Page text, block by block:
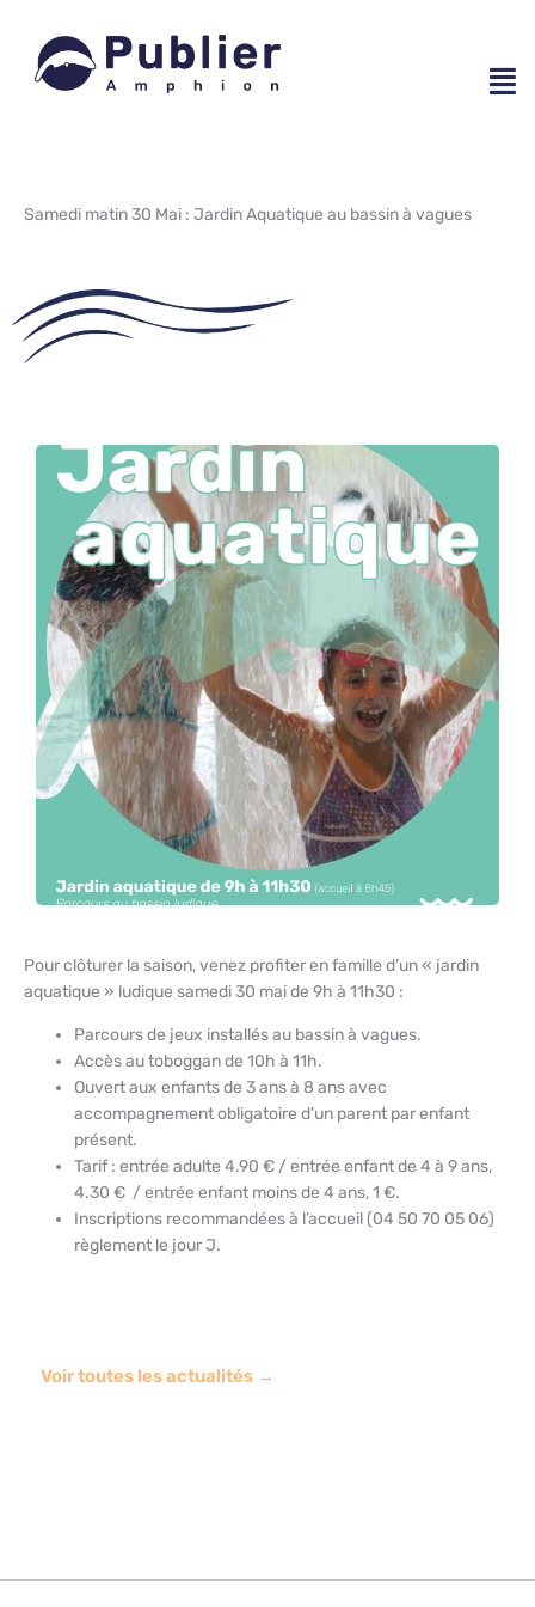
contenu
Samedi matin 30 Mai : Jardin Aquatique au bassin à vagues
Pour clôturer la saison, venez profiter en famille d’un « jardin
aquatique » ludique samedi 30 mai de 9h à 11h30 :
Parcours de jeux installés au bassin à vagues.
Accès au toboggan de 10h à 11h.
Ouvert aux enfants de 3 ans à 8 ans avec
accompagnement obligatoire d’un parent par enfant
présent.
Tarif : entrée adulte 4.90 € / entrée enfant de 4 à 9 ans,
4.30 € / entrée enfant moins de 4 ans, 1 €.
Inscriptions recommandées à l’accueil (04 50 70 05 06)
règlement le jour J.
Voir toutes les actualités →